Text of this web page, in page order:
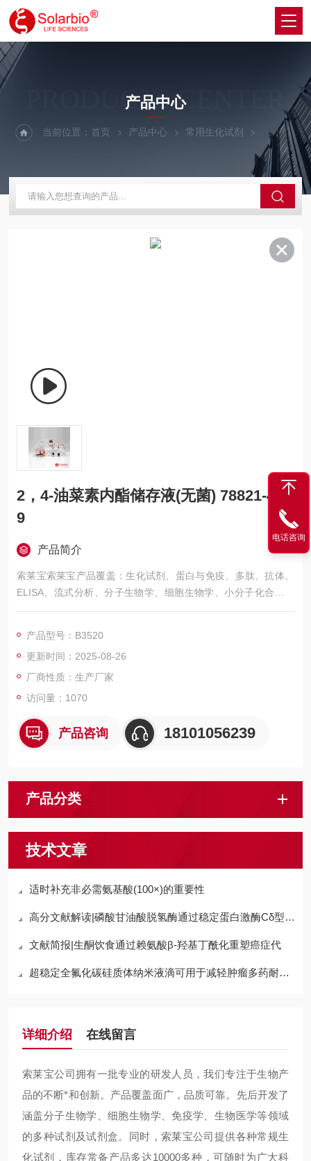
PRODUCTS CENTER
产品中心
当前位置：首页 产品中心 常用生化试剂 动植物激素
2，4-油菜素内酯储存液(无菌) 78821-43-
9
产品简介
索莱宝索莱宝产品覆盖：生化试剂、蛋白与免疫、多肽、抗体、
ELISA、流式分析、分子生物学、细胞生物学、小分子化合物、
生化试剂盒、染色试剂、分析标准品、微生物培养、层析介质、
存液(无菌) 78821-43-9
产品型号：B3520
更新时间：2025-08-26
厂商性质：生产厂家
访问量：1070
产品咨询 18101056239
产品分类
技术文章
适时补充非必需氨基酸(100×)的重要性
高分文献解读|磷酸甘油酸脱氢酶通过稳定蛋白激酶Cδ型mRNA促进肝细胞癌进展
文献简报|生酮饮食通过赖氨酸β-羟基丁酰化重塑癌症代
超稳定全氟化碳硅质体纳米液滴可用于减轻肿瘤多药耐药性和上皮
详细介绍 在线留言
索莱宝公司拥有一批专业的研发人员，我们专注于生物产
品的不断*和创新。产品覆盖面广，品质可靠。先后开发了
涵盖分子生物学、细胞生物学、免疫学、生物医学等领域
的多种试剂及试剂盒。同时，索莱宝公司提供各种常规生
化试剂，库存常备产品多达10000多种，可随时为广大科
电话咨询